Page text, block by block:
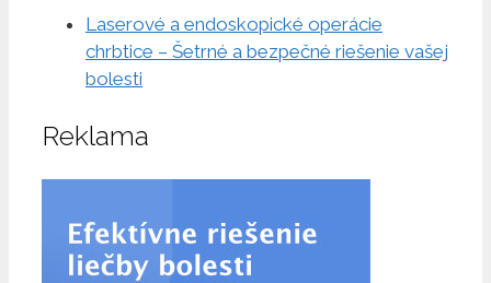
Laserové a endoskopické operácie
chrbtice – Šetrné a bezpečné riešenie vašej
bolesti
Reklama